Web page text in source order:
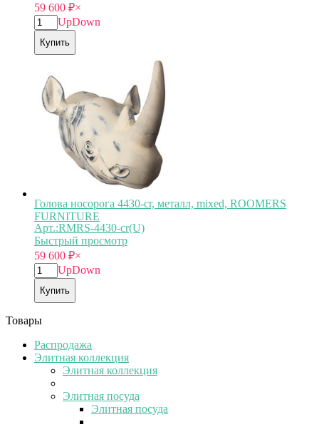
59 600 ₽×
UpDown
Купить
Голова носорога 4430-cr, металл, mixed, ROOMERS
FURNITURE
Арт.:RMRS-4430-cr(U)
Быстрый просмотр
59 600 ₽×
UpDown
Купить
Товары
Распродажа
Элитная коллекция
Элитная коллекция
Элитная посуда
Элитная посуда